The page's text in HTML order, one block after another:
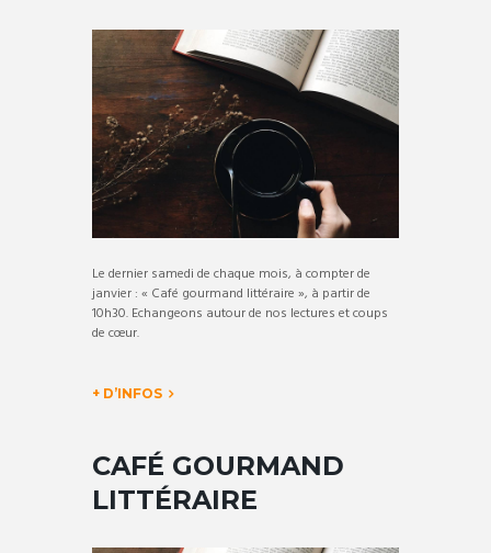
Le dernier samedi de chaque mois, à compter de
janvier : « Café gourmand littéraire », à partir de
10h30. Echangeons autour de nos lectures et coups
de cœur.
+ D’INFOS
CAFÉ GOURMAND
LITTÉRAIRE